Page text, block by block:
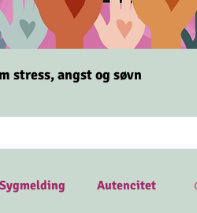
stress,angst og søvn
Sygmelding Autencitet